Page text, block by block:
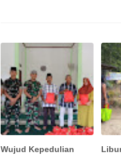
Wujud Kepedulian